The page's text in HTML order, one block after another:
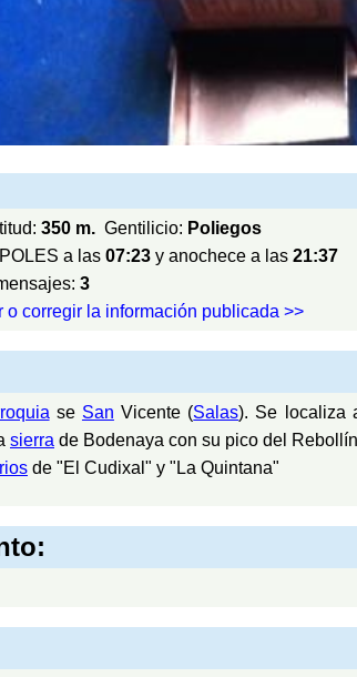
350 m. Gentilicio: Poliegos
a las 07:23 y anochece a las 21:37
3
o corregir la información publicada >>
se San Vicente (Salas). Se localiza
sierra de Bodenaya con su pico del
de "El Cudixal" y "La Quintana"